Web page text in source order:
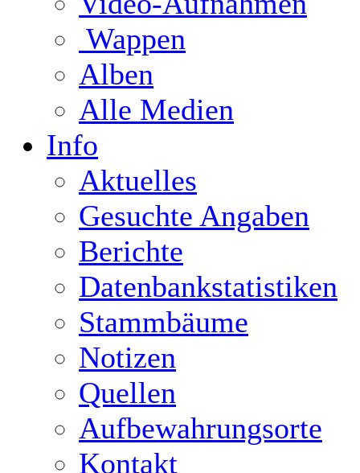
Wappen
Alben
Alle Medien
Info
Aktuelles
Gesuchte Angaben
Berichte
Datenbankstatistiken
Stammbäume
Notizen
Quellen
Aufbewahrungsorte
Kontakt